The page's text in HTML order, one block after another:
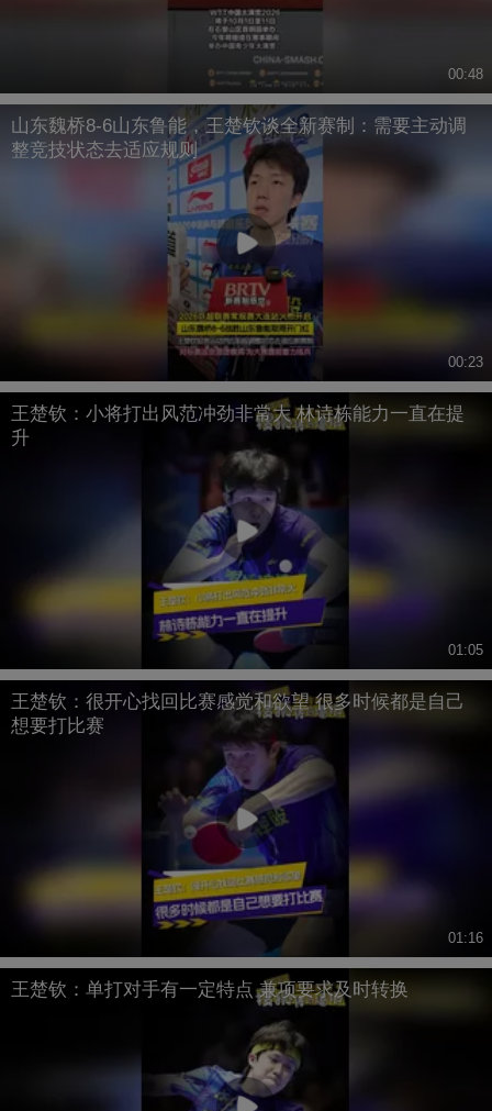
00:48
山东魏桥8-6山东鲁能，王楚钦谈全新赛制：需要主动调
整竞技状态去适应规则
00:23
王楚钦：小将打出风范冲劲非常大 林诗栋能力一直在提
升
01:05
王楚钦：很开心找回比赛感觉和欲望 很多时候都是自己
想要打比赛
01:16
王楚钦：单打对手有一定特点 兼项要求及时转换